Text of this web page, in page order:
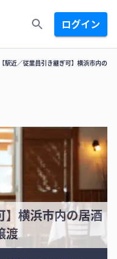
ログイン
【駅近／従業員引き継ぎ可】横浜市内の居
】横浜市内の居酒
渡